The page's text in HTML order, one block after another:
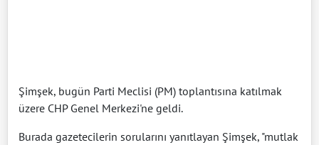
Şimşek, bugün Parti Meclisi (PM) toplantısına katılmak
üzere CHP Genel Merkezi'ne geldi.
Burada gazetecilerin sorularını yanıtlayan Şimşek, "mutlak